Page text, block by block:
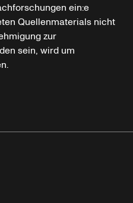
ein:e
Quellenmaterials nicht
zur
sein, wird um